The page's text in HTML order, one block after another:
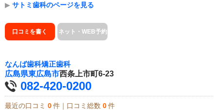
▶ サトミ歯科のページを見る
口コミを書く ネット・WEB予約
なんば歯科矯正歯科
広島県東広島市西条上市町6-23
082-420-0200
最近の口コミ 0 件｜口コミ総数 0 件